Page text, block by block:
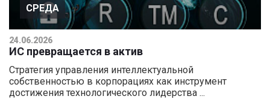
СРЕДА
24.06.2026
ИС превращается в актив
Стратегия управления интеллектуальной
собственностью в корпорациях как инструмент
достижения технологического лидерства ...